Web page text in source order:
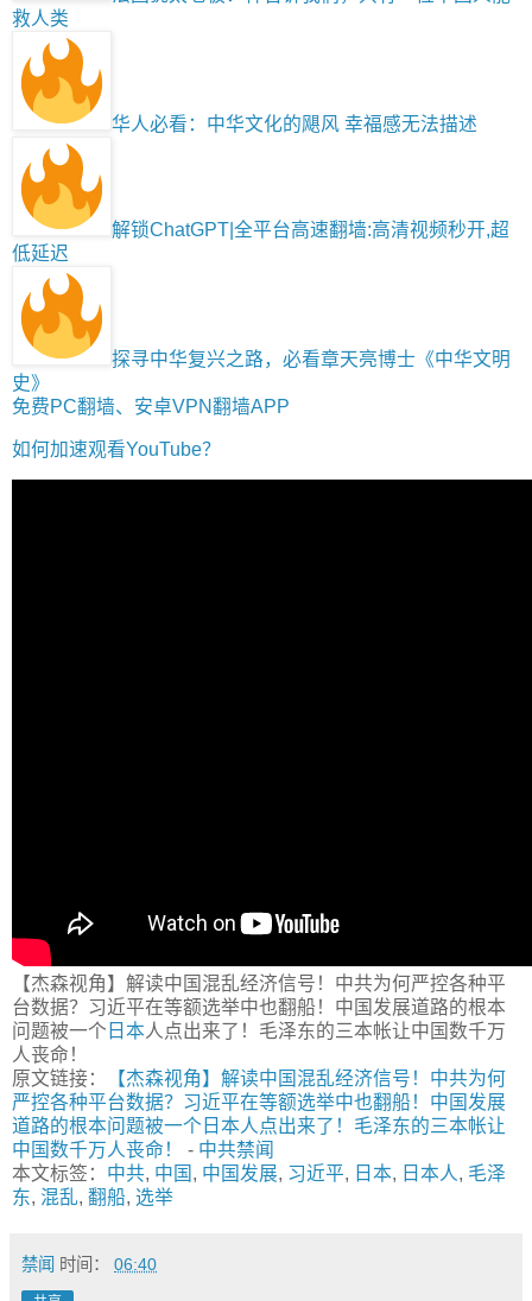
救人类
华人必看：中华文化的飓风 幸福感无法描述
解锁ChatGPT|全平台高速翻墙:高清视频秒开,超
低延迟
探寻中华复兴之路，必看章天亮博士《中华文明
史》
免费PC翻墙、安卓VPN翻墙APP
如何加速观看YouTube？
【杰森视角】解读中国混乱经济信号！中共为何严控各种平
台数据？习近平在等额选举中也翻船！中国发展道路的根本
问题被一个 日本人点出来了！毛泽东的三本帐让中国数千万
人丧命！
原文链接：
【杰森视角】解读中国混乱经济信号！中共为何
严控各种平台数据？习近平在等额选举中也翻船！中国发展
道路的根本问题被一个日本人点出来了！毛泽东的三本帐让
中国数千万人丧命！
- 中共禁闻
本文标签： 中共, 中国 , 中国发展, 习近平, 日本, 日本人, 毛泽
东, 混乱, 翻船, 选举
禁闻 时间： 06:40